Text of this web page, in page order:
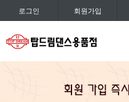
로그인 회원가입